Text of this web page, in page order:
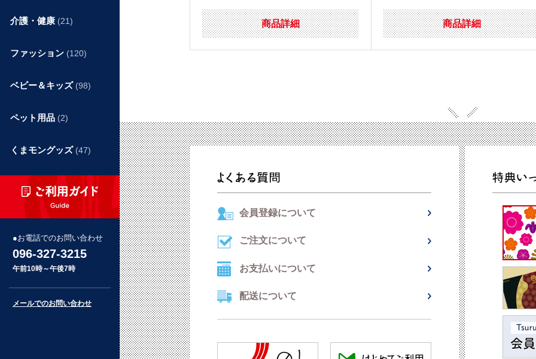
商品詳細 商品詳細
介護・健康 (21)
ファッション (120)
ベビー＆キッズ (98)
ペット用品 (2)
くまモングッズ (47)
お電話でのお問い合わせ
096-327-3215
午前10時～午後7時
メールでのお問い合わせ
会員登録について
ご注文について
お支払いについて
配送について